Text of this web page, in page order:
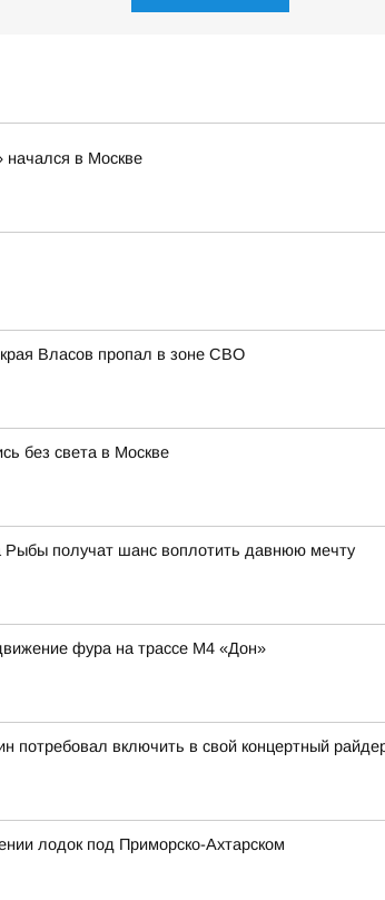
в Москве
края Власов пропал в зоне СВО
без света в Москве
Рыбы получат шанс воплотить давнюю мечту
фура на трассе М4 «Дон»
потребовал включить в свой концертный
лодок под Приморско-Ахтарском